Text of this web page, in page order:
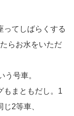
ってしばらくする
らお水をいただ
う号車。
もまともだし。1
2等車、